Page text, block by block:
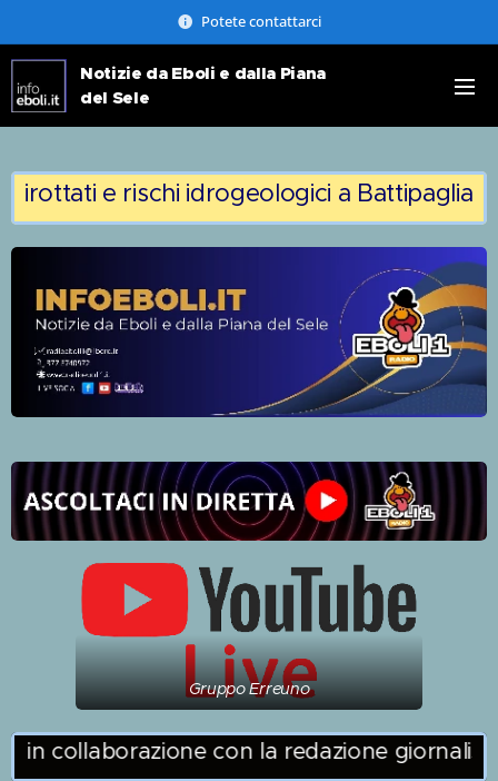
Potete contattarci
Notizie da Eboli e dalla Piana
del Sele
e rischi idrogeologici a
Gruppo Erreuno
con la redazione giornalistica